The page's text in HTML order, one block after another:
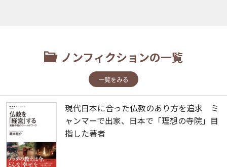
ノンフィクションの一覧
一覧をみる
現代日本に合った仏教のあり方を追求 ミ
ャンマーで出家、日本で「理想の寺院」目
指した著者